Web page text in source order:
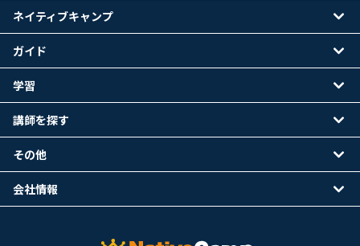
ネイティブキャンプ
ガイド
学習
講師を探す
その他
会社情報